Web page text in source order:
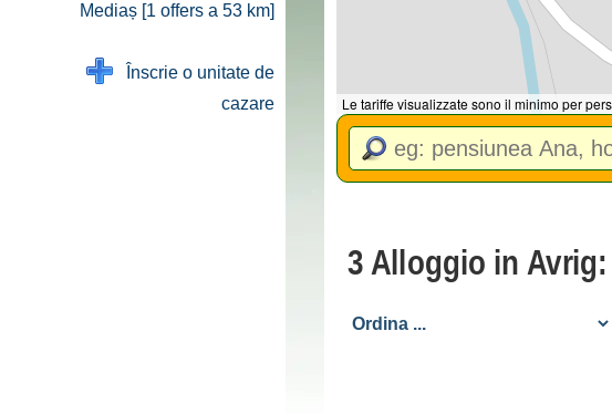
Le tariffe visualizzate sono il minimo per
3 Alloggio in Avrig:
Mediaș [1 offers a 53 km]
Înscrie o unitate de
cazare